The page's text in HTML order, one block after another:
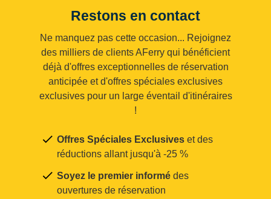
Restons en contact
Ne manquez pas cette occasion... Rejoignez
des milliers de clients AFerry qui bénéficient
déjà d'offres exceptionnelles de réservation
anticipée et d'offres spéciales exclusives
exclusives pour un large éventail d'itinéraires
!
Offres Spéciales Exclusives et des
réductions allant jusqu'à -25 %
Soyez le premier informé des
ouvertures de réservation